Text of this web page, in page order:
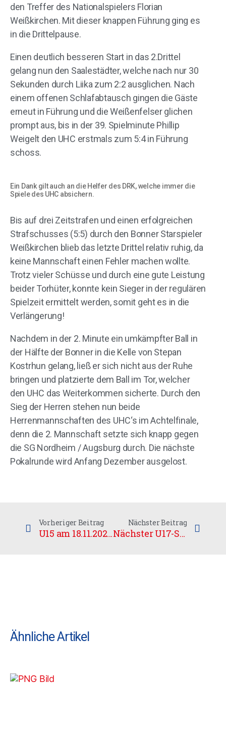
den Treffer des Nationalspielers Florian
Weißkirchen. Mit dieser knappen Führung ging es
in die Drittelpause.
Einen deutlich besseren Start in das 2.Drittel
gelang nun den Saalestädter, welche nach nur 30
Sekunden durch Liika zum 2:2 ausglichen. Nach
einem offenen Schlafabtausch gingen die Gäste
erneut in Führung und die Weißenfelser glichen
prompt aus, bis in der 39. Spielminute Phillip
Weigelt den UHC erstmals zum 5:4 in Führung
schoss.
Ein Dank gilt auch an die Helfer des DRK, welche immer die
Spiele des UHC absichern.
Bis auf drei Zeitstrafen und einen erfolgreichen
Strafschusses (5:5) durch den Bonner Starspieler
Weißkirchen blieb das letzte Drittel relativ ruhig, da
keine Mannschaft einen Fehler machen wollte.
Trotz vieler Schüsse und durch eine gute Leistung
beider Torhüter, konnte kein Sieger in der regulären
Spielzeit ermittelt werden, somit geht es in die
Verlängerung!
Nachdem in der 2. Minute ein umkämpfter Ball in
der Hälfte der Bonner in die Kelle von Stepan
Kostrhun gelang, ließ er sich nicht aus der Ruhe
bringen und platzierte dem Ball im Tor, welcher
den UHC das Weiterkommen sicherte. Durch den
Sieg der Herren stehen nun beide
Herrenmannschaften des UHC‘s im Achtelfinale,
denn die 2. Mannschaft setzte sich knapp gegen
die SG Nordheim / Augsburg durch. Die nächste
Pokalrunde wird Anfang Dezember ausgelost.
Vorheriger Beitrag
U15 am 18.11.2023 in Leipzig
Nächster Beitrag
Nächster U17-Spieltag nach längerer Pause.
Ähnliche Artikel